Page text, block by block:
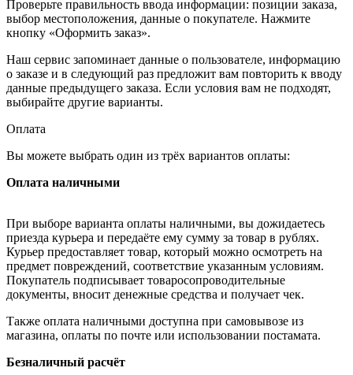
Проверьте правильность ввода информации: позиции заказа,
выбор местоположения, данные о покупателе. Нажмите
кнопку «Оформить заказ».
Наш сервис запоминает данные о пользователе, информацию
о заказе и в следующий раз предложит вам повторить к вводу
данные предыдущего заказа. Если условия вам не подходят,
выбирайте другие варианты.
Оплата
Вы можете выбрать один из трёх вариантов оплаты:
Оплата наличными
При выборе варианта оплаты наличными, вы дожидаетесь
приезда курьера и передаёте ему сумму за товар в рублях.
Курьер предоставляет товар, который можно осмотреть на
предмет повреждений, соответствие указанным условиям.
Покупатель подписывает товаросопроводительные
документы, вносит денежные средства и получает чек.
Также оплата наличными доступна при самовывозе из
магазина, оплаты по почте или использовании постамата.
Безналичный расчёт